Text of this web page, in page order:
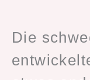
Die